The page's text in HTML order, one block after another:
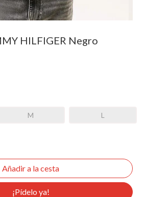
HILFIGER Negro
M L
¡Pídelo ya!